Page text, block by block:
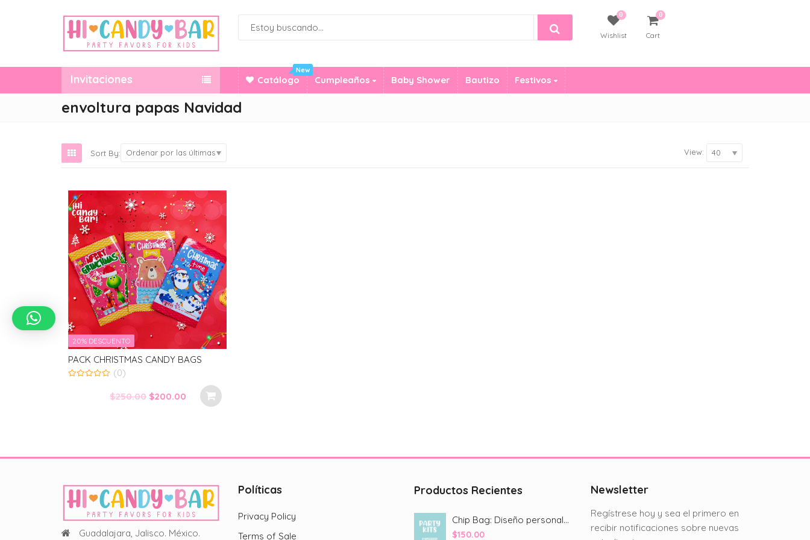
0
Wishlist
0
Cart
Invitaciones Catálogo
New
Cumpleaños Baby Shower Bautizo Festivos
envoltura papas Navidad
Sort By: Ordenar por las últimas View: 40
20% DESCUENTO
PACK CHRISTMAS CANDY BAGS
(0)
$250.00 Original
$200.00 Current
price
Guadalajara, Jalisco. México.
Políticas
Privacy Policy
Terms of Sale
Productos Recientes
Chip Bag: Diseño personalizado
$150.00
Newsletter
Regístrese hoy y sea el primero en
recibir notificaciones sobre nuevas